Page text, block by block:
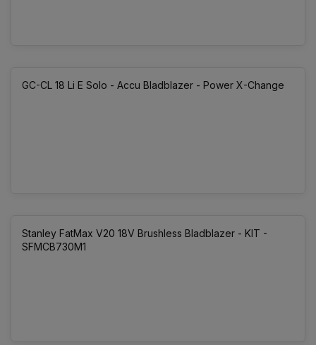
GC-CL 18 Li E Solo - Accu Bladblazer - Power X-Change
Stanley FatMax V20 18V Brushless Bladblazer - KIT -
SFMCB730M1